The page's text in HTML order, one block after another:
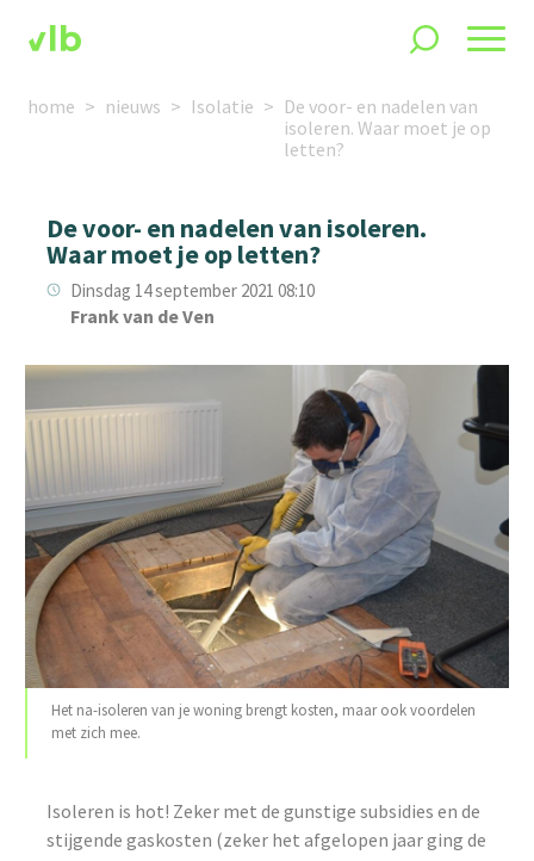
home nieuws Isolatie
De voor- en nadelen van
isoleren. Waar moet je op
letten?
De voor- en nadelen van isoleren.
Waar moet je op letten?
Dinsdag 14 september 2021 08:10
Frank van de Ven
Het na-isoleren van je woning brengt kosten, maar ook voordelen
met zich mee.
Isoleren is hot! Zeker met de gunstige subsidies en de
stijgende gaskosten (zeker het afgelopen jaar ging de